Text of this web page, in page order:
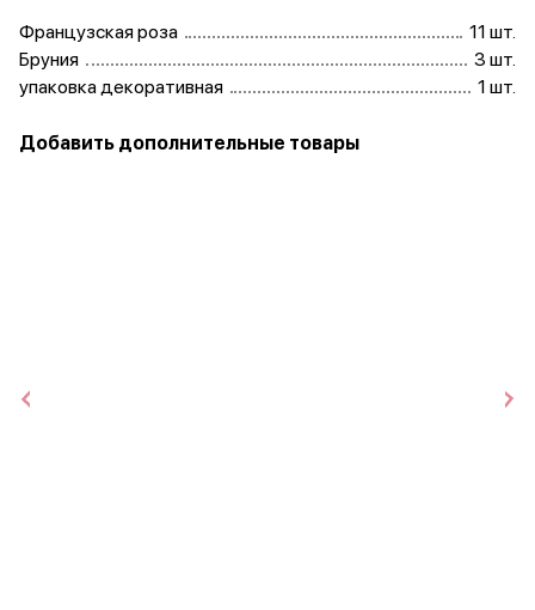
Французская роза
11 шт.
Бруния
3 шт.
упаковка декоративная
1 шт.
Добавить дополнительные товары